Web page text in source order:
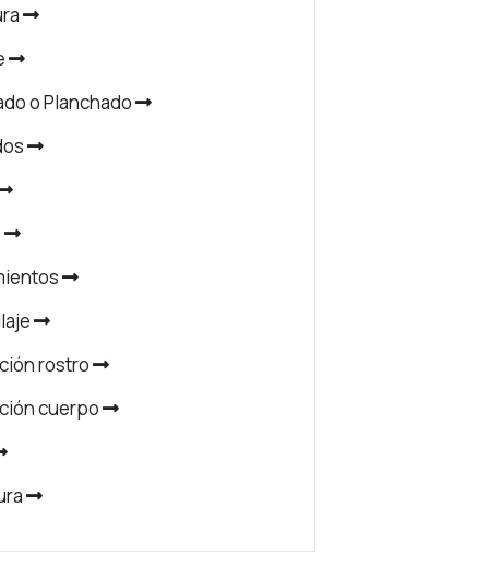
o Planchado
rostro
cuerpo